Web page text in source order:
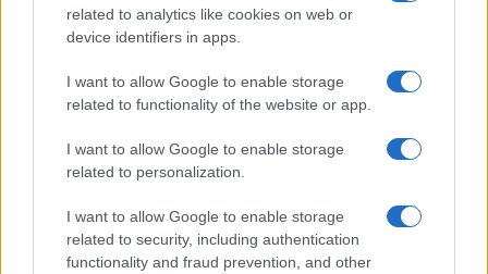
related to analytics like cookies on web or
device identifiers in apps.
I want to allow Google to enable storage
related to functionality of the website or app.
I want to allow Google to enable storage
related to personalization.
I want to allow Google to enable storage
related to security, including authentication
functionality and fraud prevention, and other
Paolo Pinna
Martina Agostina Diturco
I nostri cari